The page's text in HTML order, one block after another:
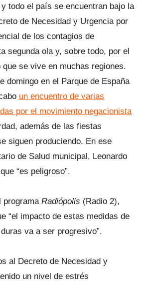
todo el país se encuentran bajo la
de Necesidad y Urgencia por
de los contagios de
segunda ola y, sobre todo, por el
se vive en muchas regiones.
domingo en el Parque de España
un encuentro de varias
por el movimiento negacionista
además de las fiestas
siguen produciendo. En ese
de Salud municipal, Leonardo
“es peligroso”.
programa Radiópolis (Radio 2),
“el impacto de estas medidas de
va a ser progresivo”.
al Decreto de Necesidad y
un nivel de estrés